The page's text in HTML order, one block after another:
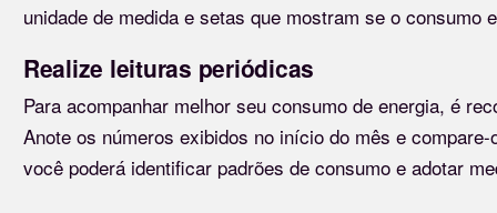
unidade de medida e setas que mostram se o consumo
Realize leituras periódicas
Para acompanhar melhor seu consumo de energia, é
Anote os números exibidos no início do mês e
você poderá identificar padrões de consumo e adotar